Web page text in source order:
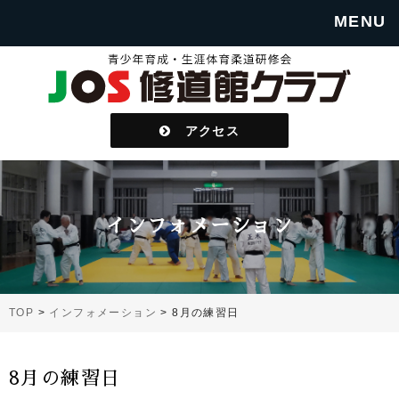
MENU
アクセス
インフォメーション
TOP > インフォメーション >8月の練習日
8月の練習日